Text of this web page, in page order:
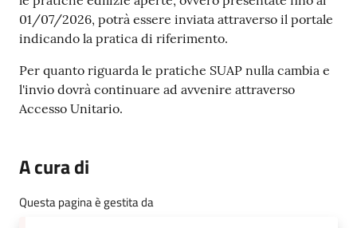
01/07/2026, potrà essere inviata attraverso il portale
indicando la pratica di riferimento.
Per quanto riguarda le pratiche SUAP nulla cambia e
l'invio dovrà continuare ad avvenire attraverso
Accesso Unitario.
A cura di
Questa pagina è gestita da